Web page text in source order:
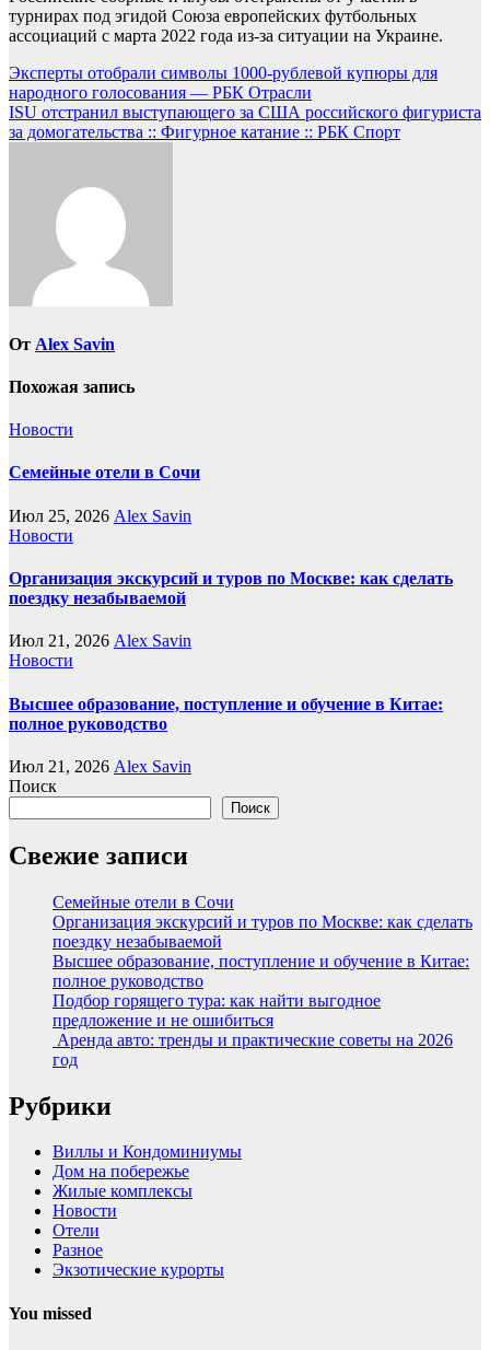
турнирах под эгидой Союза европейских футбольных
ассоциаций с марта 2022 года из-за ситуации на Украине.
Навигация
по
записям
Эксперты отобрали символы 1000-рублевой купюры для
народного голосования — РБК Отрасли
ISU отстранил выступающего за США российского фигуриста
за домогательства :: Фигурное катание :: РБК Спорт
От Alex Savin
Похожая запись
Новости
Семейные отели в Сочи
Июл 25, 2026 Alex Savin
Новости
Организация экскурсий и туров по Москве: как сделать
поездку незабываемой
Июл 21, 2026 Alex Savin
Новости
Высшее образование, поступление и обучение в Китае:
полное руководство
Июл 21, 2026 Alex Savin
Поиск
Поиск
Свежие записи
Семейные отели в Сочи
Организация экскурсий и туров по Москве: как сделать
поездку незабываемой
Высшее образование, поступление и обучение в Китае:
полное руководство
Подбор горящего тура: как найти выгодное
предложение и не ошибиться
Аренда авто: тренды и практические советы на 2026
год
Рубрики
Виллы и Кондоминиумы
Дом на побережье
Жилые комплексы
Новости
Отели
Разное
Экзотические курорты
You missed